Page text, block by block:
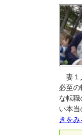
妻１
必至
な転
い本
きをみ